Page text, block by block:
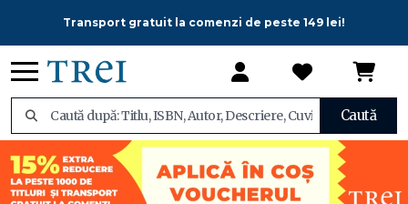
Transport gratuit la comenzi de peste 149 lei!
Caută